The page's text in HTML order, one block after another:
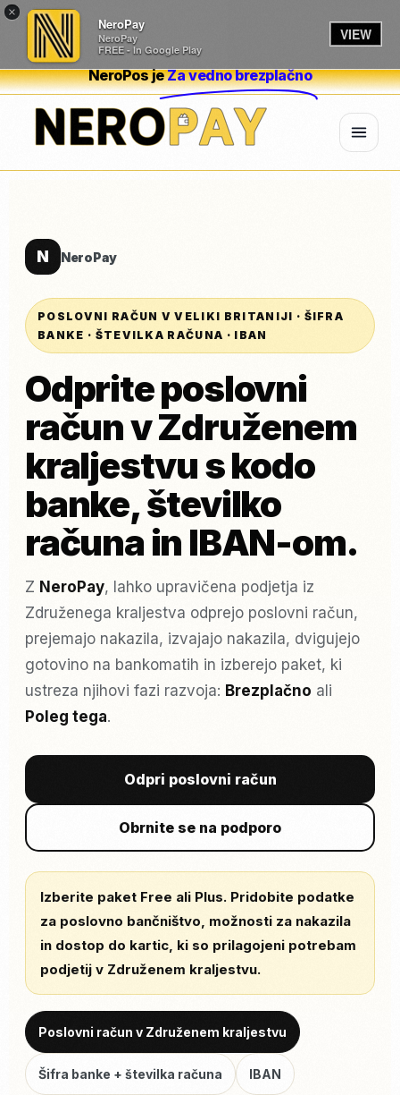
×
NeroPay
NeroPay
FREE - In Google Play
VIEW
NeroPos jeZa vedno brezplačno
N NeroPay
POSLOVNI RAČUN V VELIKI BRITANIJI · ŠIFRA
BANKE · ŠTEVILKA RAČUNA · IBAN
Odprite poslovni
račun v Združenem
kraljestvu s kodo
banke, številko
računa in IBAN-om.
Z NeroPay, lahko upravičena podjetja iz
Združenega kraljestva odprejo poslovni račun,
prejemajo nakazila, izvajajo nakazila, dvigujejo
gotovino na bankomatih in izberejo paket, ki
ustreza njihovi fazi razvoja: Brezplačno ali
Poleg tega.
Odpri poslovni račun
Obrnite se na podporo
Izberite paket Free ali Plus. Pridobite podatke
za poslovno bančništvo, možnosti za nakazila
in dostop do kartic, ki so prilagojeni potrebam
podjetij v Združenem kraljestvu.
Poslovni račun v Združenem kraljestvu
Šifra banke + številka računa IBAN